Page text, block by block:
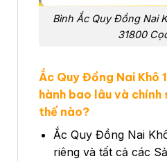
Bình Ắc Quy Đồng Nai
31800
Ắc Quy Đồng Nai Khô
hành bao lâu và chính
thế nào?
Ắc Quy Đồng Nai
riêng và tất cả các